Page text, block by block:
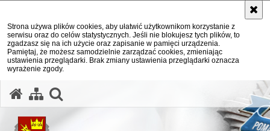
Strona używa plików cookies, aby ułatwić użytkownikom korzystanie z
serwisu oraz do celów statystycznych. Jeśli nie blokujesz tych plików, to
zgadzasz się na ich użycie oraz zapisanie w pamięci urządzenia.
Pamiętaj, że możesz samodzielnie zarządzać cookies, zmieniając
ustawienia przeglądarki. Brak zmiany ustawienia przeglądarki oznacza
wyrażenie zgody.